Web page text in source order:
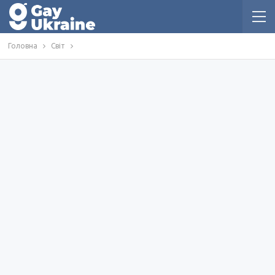
Головна Світ